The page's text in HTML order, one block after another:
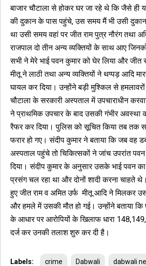
बाजार चौटाला से होकर घर जा रहे थे कि जैसे ही
की दुकान के पास पहुंचे, उस समय मैं भी उसी
था उसी समय वहां पर जीत राम पुत्र नौरंग तथा
राजपाल दो तीन अन्य व्यक्तियों के साथ आए
सभी ने मेरे भाई पवन कुमार को घेर लिया और जीत
मीतू ने लाठी तथा अन्य व्यक्तियों ने थप्पड़ आदि
घायल कर दिया। उन्होंने बड़ी मुश्किल से
चौटाला के सरकारी अस्पताल में उपचाराधीन
ने प्राथमिक उपचार के बाद उसकी गंभीर अवस्था
रैफर कर दिया। पुलिस को सूचित किया तब तक
फरार हो गए। संदीप कुमार ने बताया कि जब वह
अस्पताल पहुंचे तो चिकित्सकों ने जांच उपरांत
दिया। संदीप कुमार के अनुसार उसके भाई पवन
प्रसंग चल रहा था और दोनों शादी करना चाहते
हुए जीत राम व अमित उर्फ मीतू आदि ने मिलकर
और हमले में उसकी मौत हो गई। उन्होंने बताया
के आधार पर आरोपियों के खिलाफ धारा
दर्ज कर उनकी तलाश शुरु कर दी है।
Labels: crime Dabwali dabwali